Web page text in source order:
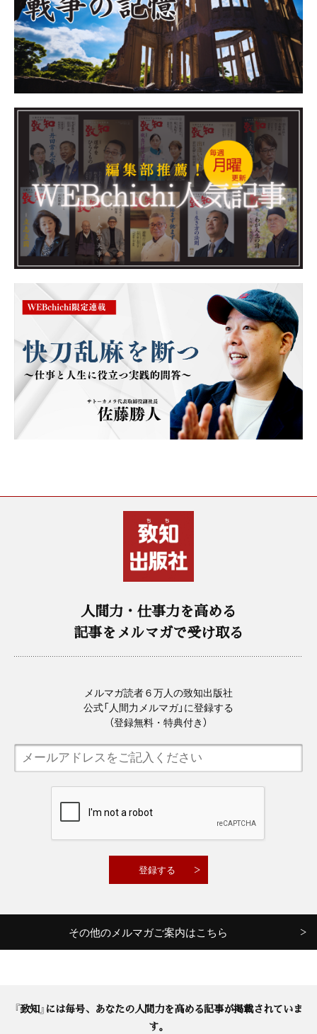
人間力・仕事力を高める
記事をメルマガで受け取る
メルマガ読者６万人の致知出版社
公式「人間力メルマガ」に登録する
（登録無料・特典付き）
その他のメルマガご案内はこちら
『致知』には毎号、あなたの人間力を高める記事が掲載されていま
す。